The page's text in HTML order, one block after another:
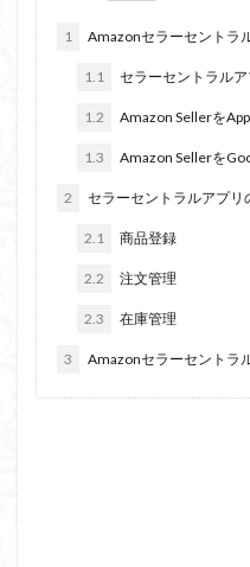
1 Amazonセラーセントラ
1.1 セラーセントラル
1.2 Amazon Sellerを
1.3 Amazon Sellerを
2 セラーセントラルアプリ
2.1 商品登録
2.2 注文管理
2.3 在庫管理
3 Amazonセラーセントラ